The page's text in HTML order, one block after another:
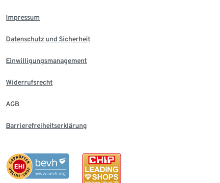
Impressum
Datenschutz und Sicherheit
Einwilligungsmanagement
Widerrufsrecht
AGB
Barrierefreiheitserklärung